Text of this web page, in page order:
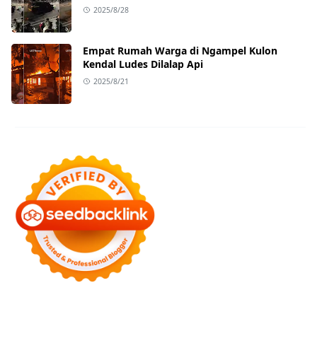
2025/8/28
Empat Rumah Warga di Ngampel Kulon
Kendal Ludes Dilalap Api
2025/8/21